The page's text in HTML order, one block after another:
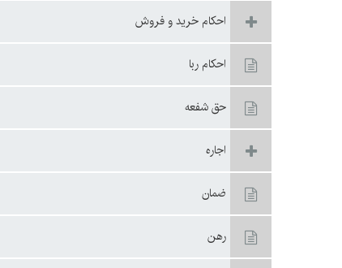
احكام خريد و فروش
احكام ربا
حق شفعه
اجاره
ضمان
رهن